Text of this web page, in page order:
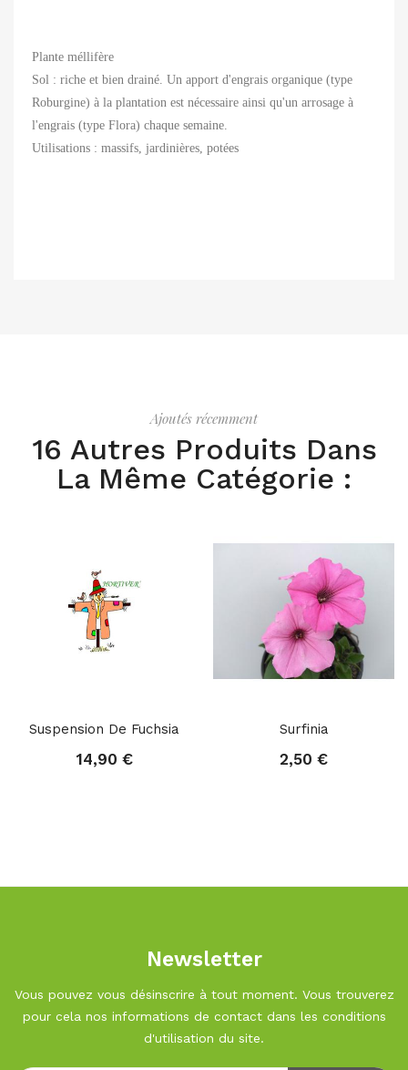
Plante méllifère
Sol : riche et bien drainé. Un apport d'engrais organique (type
Roburgine) à la plantation est nécessaire ainsi qu'un arrosage à
l'engrais (type Flora) chaque semaine.
Utilisations : massifs, jardinières, potées
Ajoutés récemment
16 Autres Produits Dans
La Même Catégorie :
Suspension De Fuchsia
14,90 €
Surfinia
2,50 €
Newsletter
Vous pouvez vous désinscrire à tout moment. Vous trouverez
pour cela nos informations de contact dans les conditions
d'utilisation du site.